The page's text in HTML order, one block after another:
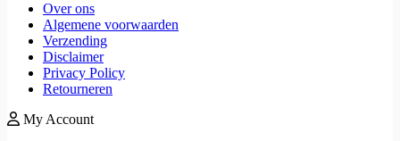
Over ons
Algemene voorwaarden
Verzending
Disclaimer
Privacy Policy
Retourneren
My Account